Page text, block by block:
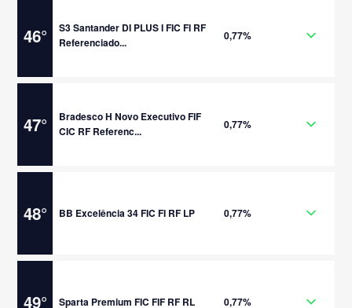
46°
S3 Santander DI PLUS I FIC FI RF
Referenciado...
0,77%
47°
Bradesco H Novo Executivo FIF
CIC RF Referenc...
0,77%
48° BB Excelência 34 FIC FI RF LP 0,77%
49° Sparta Premium FIC FIF RF RL 0,77%